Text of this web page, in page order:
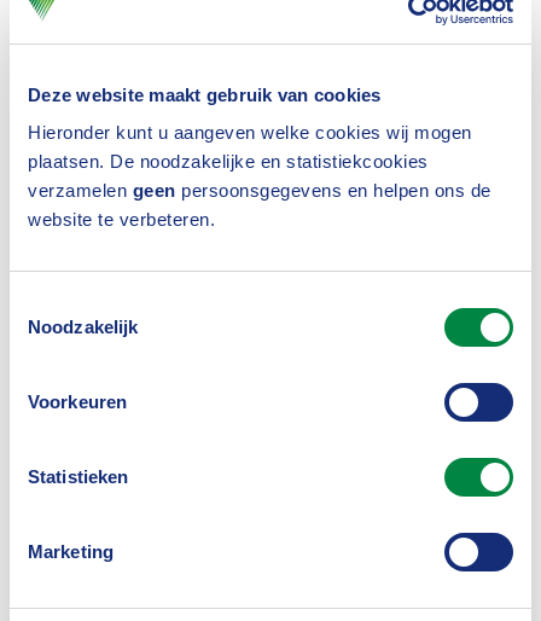
Deze website maakt gebruik van cookies
Hieronder kunt u aangeven welke cookies wij mogen
plaatsen. De noodzakelijke en statistiekcookies
verzamelen geen persoonsgegevens en helpen ons de
website te verbeteren.
Noodzakelijk
Voorkeuren
Statistieken
Marketing
De campagne richt zich dit voorjaar met name op
ondernemers, zzp’ers en flexwerkers met
geldzorgen. Particulieren kunnen terecht bij
Geldfiten voor ondernemers is er
Een aantal verzekeraars is al partner van Geldfit. Zij
verwijzen klanten al langer actief naar deze website